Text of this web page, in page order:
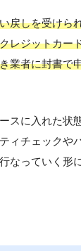
戻しを受けら
レジットカー
業者に封書で
スに入れた状
ィチェックや
なっていく形